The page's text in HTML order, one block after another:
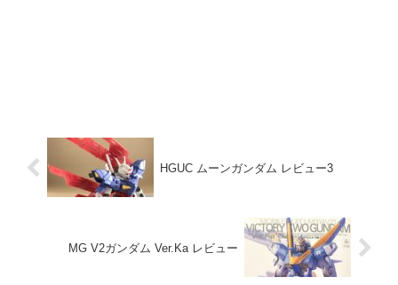
HGUC ムーンガンダム レビュー3
MG V2ガンダム Ver.Ka レビュー